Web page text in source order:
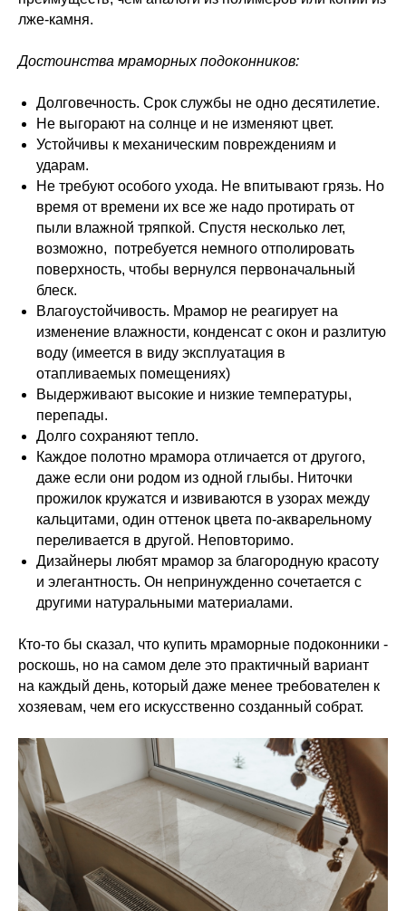
лже-камня.
Достоинства мраморных подоконников:
Долговечность. Срок службы не одно десятилетие.
Не выгорают на солнце и не изменяют цвет.
Устойчивы к механическим повреждениям и
ударам.
Не требуют особого ухода. Не впитывают грязь. Но
время от времени их все же надо протирать от
пыли влажной тряпкой. Спустя несколько лет,
возможно, потребуется немного отполировать
поверхность, чтобы вернулся первоначальный
блеск.
Влагоустойчивость. Мрамор не реагирует на
изменение влажности, конденсат с окон и разлитую
воду (имеется в виду эксплуатация в
отапливаемых помещениях)
Выдерживают высокие и низкие температуры,
перепады.
Долго сохраняют тепло.
Каждое полотно мрамора отличается от другого,
даже если они родом из одной глыбы. Ниточки
прожилок кружатся и извиваются в узорах между
кальцитами, один оттенок цвета по-акварельному
переливается в другой. Неповторимо.
Дизайнеры любят мрамор за благородную красоту
и элегантность. Он непринужденно сочетается с
другими натуральными материалами.
Кто-то бы сказал, что купить мраморные подоконники -
роскошь, но на самом деле это практичный вариант
на каждый день, который даже менее требователен к
хозяевам, чем его искусственно созданный собрат.